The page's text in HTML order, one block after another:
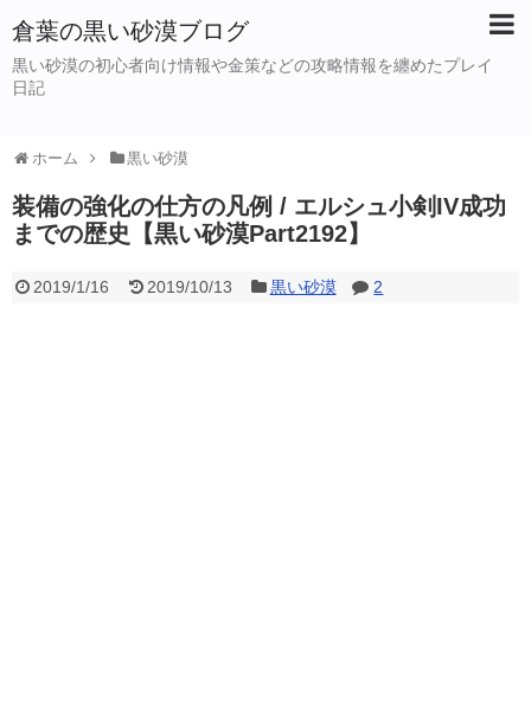
倉葉の黒い砂漠ブログ
黒い砂漠の初心者向け情報や金策などの攻略情報を纏めたプレイ
日記
ホーム 黒い砂漠
装備の強化の仕方の凡例 / エルシュ小剣IV成功
までの歴史【黒い砂漠Part2192】
2019/1/16 2019/10/13 黒い砂漠 2